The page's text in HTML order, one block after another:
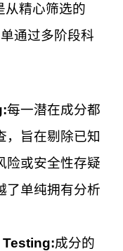
从精心筛选的
通过多阶段科
每一潜在成分都
，旨在剔除已知
险或安全性存疑
了单纯拥有分析
成分的